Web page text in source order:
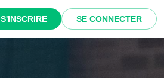
S'INSCRIRE SE CONNECTER